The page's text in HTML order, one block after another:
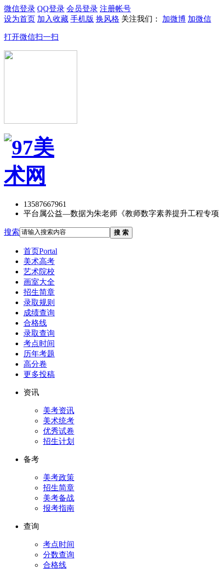
微信登录 QQ登录 会员登录 注册帐号
设为首页 加入收藏 手机版 换风格 关注我们： 加微博 加微信
打开微信扫一扫
13587667961
平台属公益—数据为朱老师《教师数字素养提升工程专
搜索 搜 索
首页Portal
美术高考
艺术院校
画室大全
招生简章
录取规则
成绩查询
合格线
录取查询
考点时间
历年考题
高分卷
更多投稿
资讯
美考资讯
美术统考
优秀试卷
招生计划
备考
美考政策
招生简章
美考备战
报考指南
查询
考点时间
分数查询
合格线